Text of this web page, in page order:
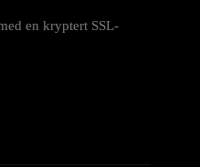
en kryptert SSL-